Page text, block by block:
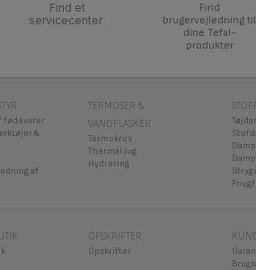
Find et
servicecenter
Find
brugervejledning til
dine Tefal-
produkter
fødevarer
&
af
TERMOSER &
VANDFLASKER
Termokrus
Thermal Jug
Hydrering
OPSKRIFTER
Opskrifter